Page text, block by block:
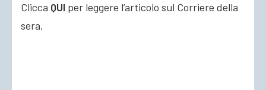
Clicca QUI per leggere l’articolo sul Corriere della
sera.